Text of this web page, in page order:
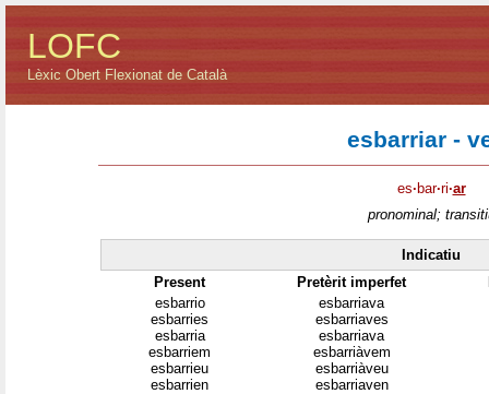
LOFC
Lèxic Obert Flexionat de Català
esbarriar -
es· bar·ri·ar
pronominal;
Indicatiu
Present
Pretèrit imperfet
esbarrio
esbarries
esbarria
esbarriem
esbarrieu
esbarrien
esbarriava
esbarriaves
esbarriava
esbarriàvem
esbarriàveu
esbarriaven